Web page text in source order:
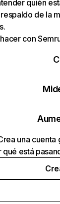
quién
de la
con
una
está